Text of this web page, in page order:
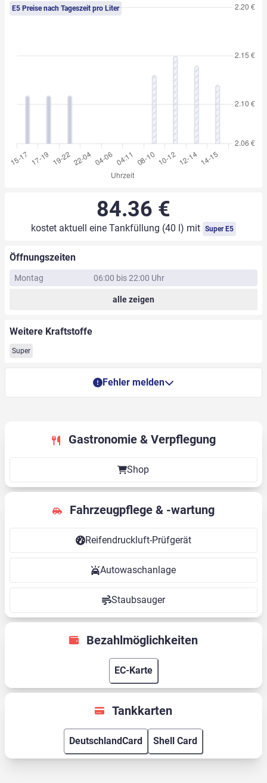
E5 Preise nach Tageszeit pro Liter
84.36 €
kostet aktuell eine Tankfüllung (40 l) mit Super E5
Öffnungszeiten
Montag 06:00 bis 22:00 Uhr
alle zeigen
Weitere Kraftstoffe
Super
Fehler melden
Gastronomie & Verpflegung
Shop
Fahrzeugpflege & -wartung
Reifendruckluft-Prüfgerät
Autowaschanlage
Staubsauger
Bezahlmöglichkeiten
EC-Karte
Tankkarten
DeutschlandCard Shell Card